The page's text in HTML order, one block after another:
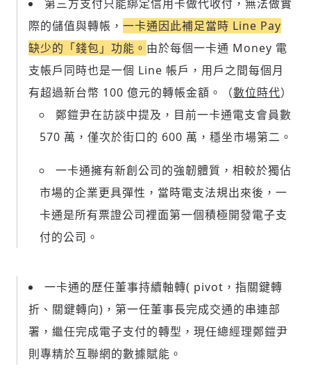
登入或註冊
輸入 Email 驗證碼
請輸入發送到的驗證碼
(十分鐘內有效)
第三方支付只能綁定信用卡做代收付，無法做實
際的儲值與轉帳， 一卡通因此補足當時 Line Pay
缺少的「錢包」功能。 由於每個一卡通 Money 電
支帳戶同時也是一個 Line 帳戶，用戶之間每個月
有超過新台幣 100 億元的轉帳金額。（數位時代）
鄭鎧尹在訪談中提及，目前一卡通電支會員數
570 萬，僅次於街口的 600 萬，穩坐市場第二。
一卡通擁有新創公司的強韌體質，相較於獨佔
市場的企業更具彈性，當時電支法規出來後，一
卡通是所有票證公司裡面第一個積極開發電子支
付的公司。
一卡通的歷任董事持續軸轉( pivot，指關鍵轉
折、關鍵轉向)，第一任董事長完成交通的串連部
署，繼任完成電子支付的轉型，現任總經理鄭鎧尹
則專精於互聯網的數據賦能。